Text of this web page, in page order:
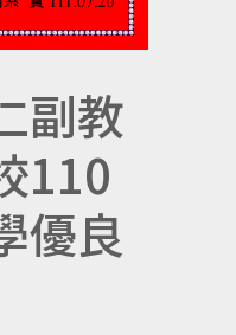
副教
110
優良